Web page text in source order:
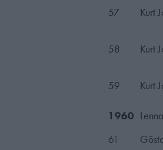
57 Kurt
58 Kurt
59 Kurt
1960
61